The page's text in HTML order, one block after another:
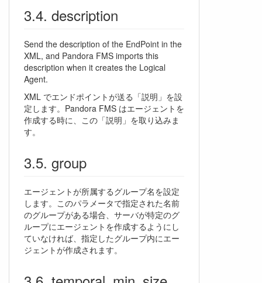
description
Send the description of the EndPoint in the
XML, and Pandora FMS imports this
description when it creates the Logical
Agent.
XML でエンドポイントが送る「説明」を設
定します。Pandora FMS はエージェントを
作成する時に、この「説明」を取り込みま
す。
group
エージェントが所属するグループ名を設定
します。このパラメータで指定された名前
のグループがある場合、サーバが特定のグ
ループにエージェントを作成するようにし
ていなければ、指定したグループ内にエー
ジェントが作成されます。